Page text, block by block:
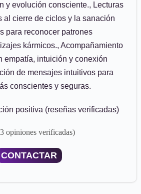
y evolución consciente., Lecturas
al cierre de ciclos y la sanación
para reconocer patrones
kármicos., Acompañamiento
empatía, intuición y conexión
de mensajes intuitivos para
conscientes y seguras.
positiva (reseñas verificadas)
opiniones verificadas)
CONTACTAR